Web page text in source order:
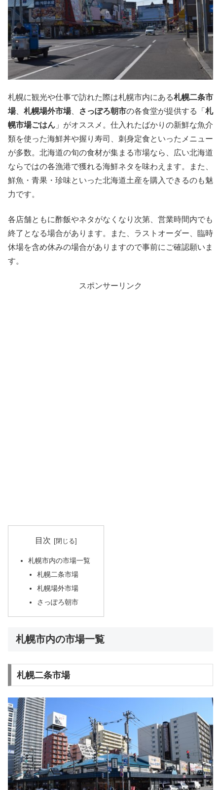
札幌に観光や仕事で訪れた際は札幌市内にある札幌二条市
場、 札幌場外市場、 さっぽろ朝市の各食堂が提供する「 札
幌市場ごはん 」がオススメ。仕入れたばかりの新鮮な魚介
類を使った海鮮丼や握り寿司、刺身定食といったメニュー
が多数。北海道の旬の食材が集まる市場なら、広い北海道
ならではの各漁港で獲れる海鮮ネタを味わえます。また、
鮮魚・青果・珍味といった北海道土産を購入できるのも魅
力です。
各店舗ともに酢飯やネタがなくなり次第、営業時間内でも
終了となる場合があります。また、ラストオーダー、臨時
休場を含め休みの場合がありますので事前にご確認願いま
す。
スポンサーリンク
目次
札幌市内の市場一覧
札幌二条市場
札幌場外市場
さっぽろ朝市
札幌市内の市場一覧
札幌二条市場